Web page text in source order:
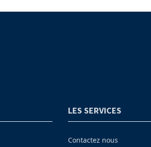
LES SERVICES
Contactez nous